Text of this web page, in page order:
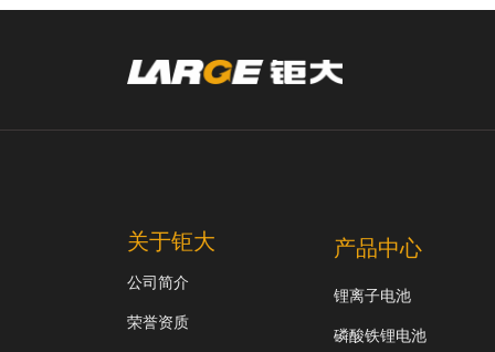
关于钜大
公司简介
荣誉资质
产品中心
锂离子电池
磷酸铁锂电池